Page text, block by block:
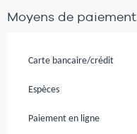
Moyens de paiement
Carte bancaire/crédit
Espèces
Paiement en ligne